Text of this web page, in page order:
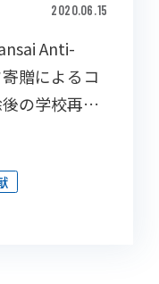
2020.06.15
Anti-
贈によるコ
の学校再開